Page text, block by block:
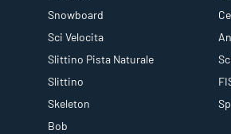
Snowboard
Sci Velocita
Slittino Pista Naturale
Slittino
Skeleton
Bob